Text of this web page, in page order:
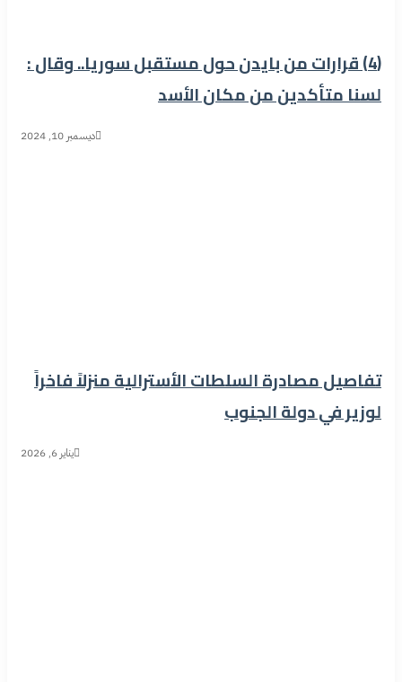
(4) قرارات من بايدن حول مستقبل سوريا.. وقال :
لسنا متأكدين من مكان الأسد
ديسمبر 10, 2024
تفاصيل مصادرة السلطات الأسترالية منزلاً فاخراً
لوزير في دولة الجنوب
يناير 6, 2026